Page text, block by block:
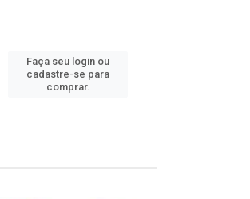
Faça seu login ou
cadastre-se para
comprar.